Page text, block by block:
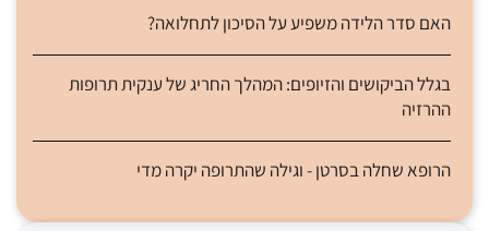
האם סדר הלידה משפיע על הסיכון לתחלואה?
בגלל הביקושים והזיופים: המהלך החריג של ענקית תרופות
ההרזיה
הרופא שחלה בסרטן - וגילה שהתרופה יקרה מדי